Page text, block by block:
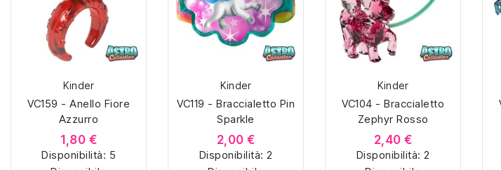
Kinder
VC159 - Anello Fiore
Azzurro
1,80 €
Disponibilità: 5
Kinder
VC119 - Braccialetto Pin
Sparkle
2,00 €
Disponibilità: 2
Kinder
VC104 - Braccialetto
Zephyr Rosso
2,40 €
Disponibilità: 2